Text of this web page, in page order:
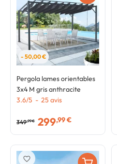
- 50,00 €
Pergola lames orientables
3x4 M gris anthracite
3.6/5 - 25 avis
349,99 € 299,99 €
favorite_border